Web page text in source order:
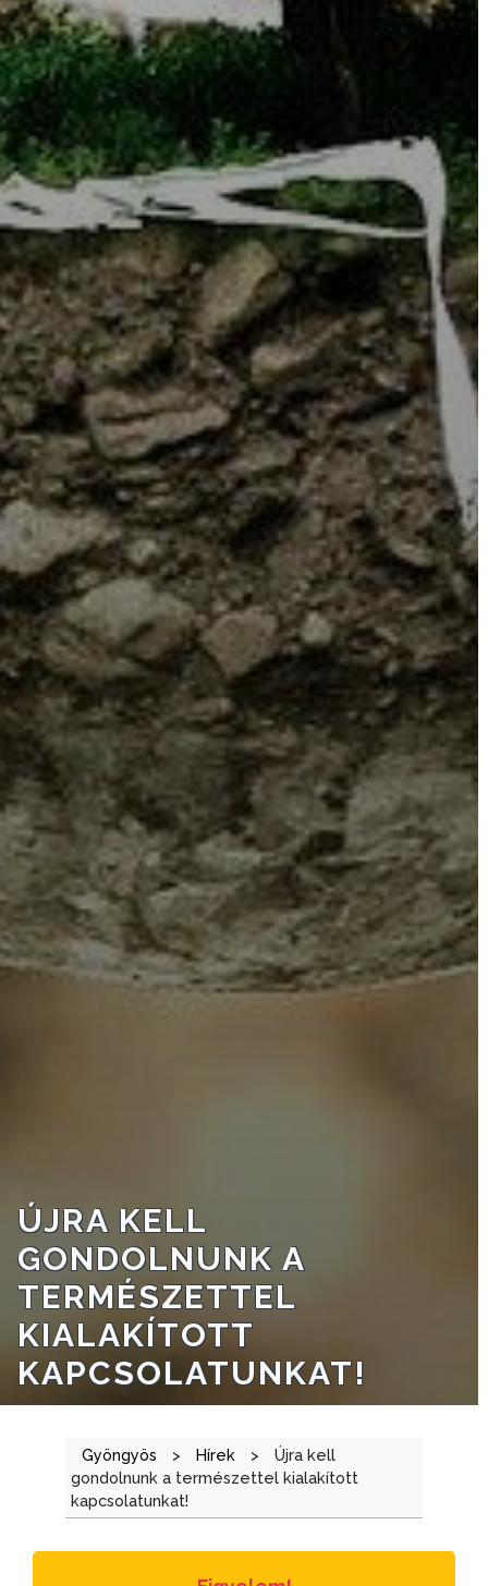
TELEPÜLÉSRENDEZÉS
STRATÉGIÁK
ÉS
KONCEPCIÓK
BEJELENTŐ
VÁROSHÁZA
AZ
ÖNKORMÁNYZAT
A
KÉPVISELŐ-
TESTÜLET
A
VÁROSRENDÉSZET
TÁJÉKOZTATÓK
ÁTLÁTHATÓSÁG
AZ
ÖNKORMÁNYZATI
ÜGYINTÉZÉS
TESTÜLETI
ANYAGOK
KISTÉRSÉG
ÚJRA KELL
GONDOLNUNK A
TERMÉSZETTEL
KIALAKÍTOTT
KAPCSOLATUNKAT!
Gyöngyös > Hírek >
Újra kell
gondolnunk a természettel kialakított
kapcsolatunkat!